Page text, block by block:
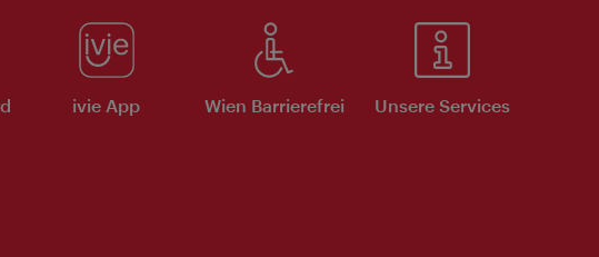
ivie App Wien Barrierefrei Unsere Services